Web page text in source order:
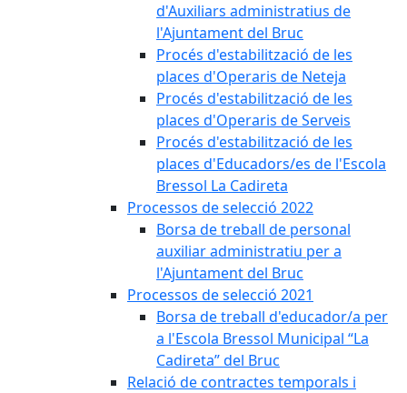
d'Auxiliars administratius de
l'Ajuntament del Bruc
Procés d'estabilització de les
places d'Operaris de Neteja
Procés d'estabilització de les
places d'Operaris de Serveis
Procés d'estabilització de les
places d'Educadors/es de l'Escola
Bressol La Cadireta
Processos de selecció 2022
Borsa de treball de personal
auxiliar administratiu per a
l'Ajuntament del Bruc
Processos de selecció 2021
Borsa de treball d'educador/a per
a l'Escola Bressol Municipal “La
Cadireta” del Bruc
Relació de contractes temporals i